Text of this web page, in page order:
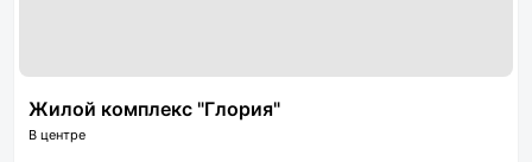
Жилой комплекс "Глория"
В центре